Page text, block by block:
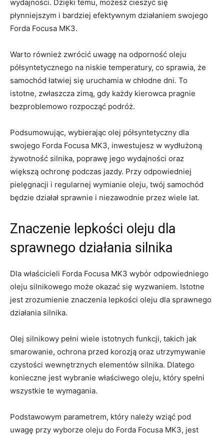
wydajności. Dzięki⁤ temu, możesz cieszyć się
płynniejszym i bardziej efektywnym działaniem swojego
Forda Focusa MK3.
Warto również zwrócić ⁢uwagę na odporność oleju
półsyntetycznego na ‌niskie temperatury, co sprawia, że
samochód łatwiej się uruchamia w chłodne dni. To
istotne, zwłaszcza zimą, gdy każdy kierowca pragnie
bezproblemowo rozpocząć podróż.
Podsumowując,‍ wybierając olej ⁢półsyntetyczny ⁣dla
swojego Forda Focusa MK3, inwestujesz w wydłużoną
żywotność ‍silnika, poprawę jego wydajności ‍oraz
większą ochronę podczas jazdy. Przy odpowiedniej
pielęgnacji i regularnej wymianie oleju,⁤ twój samochód
‍będzie działał sprawnie i niezawodnie przez wiele ⁢lat.
Znaczenie lepkości ⁤oleju dla
sprawnego działania silnika
Dla​ właścicieli Forda⁤ Focusa⁣ MK3 wybór odpowiedniego‌
oleju silnikowego może okazać się wyzwaniem. ⁤Istotne
jest zrozumienie znaczenia lepkości oleju dla sprawnego
działania silnika.
Olej silnikowy pełni wiele istotnych funkcji, takich jak
smarowanie, ochrona przed korozją oraz utrzymywanie
czystości wewnętrznych⁣ elementów silnika. Dlatego
konieczne⁢ jest wybranie właściwego oleju, który spełni
wszystkie te wymagania.
Podstawowym parametrem, który należy wziąć pod
uwagę przy wyborze oleju do ‌Forda Focusa MK3, jest